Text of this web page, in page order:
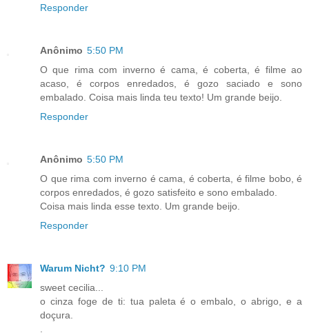
Responder
Anônimo 5:50 PM
O que rima com inverno é cama, é coberta, é filme ao
acaso, é corpos enredados, é gozo saciado e sono
embalado. Coisa mais linda teu texto! Um grande beijo.
Responder
Anônimo 5:50 PM
O que rima com inverno é cama, é coberta, é filme bobo, é
corpos enredados, é gozo satisfeito e sono embalado.
Coisa mais linda esse texto. Um grande beijo.
Responder
Warum Nicht? 9:10 PM
sweet cecilia...
o cinza foge de ti: tua paleta é o embalo, o abrigo, e a
doçura.